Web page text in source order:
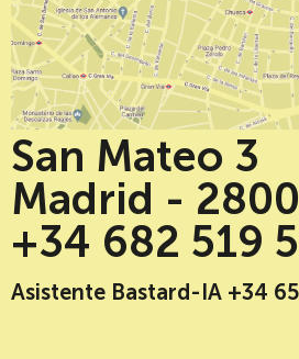
San Mateo 3
Madrid -
+34 682 519
Asistente Bastard-IA +34